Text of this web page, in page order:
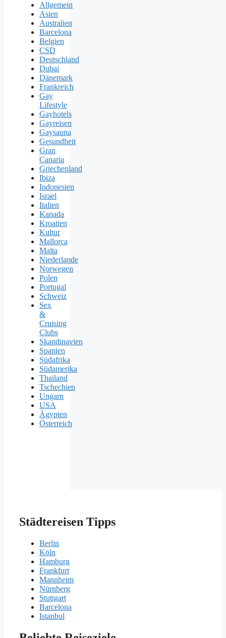
Allgemein
Asien
Australien
Barcelona
Belgien
CSD
Deutschland
Dubai
Dänemark
Frankreich
Gay
Lifestyle
Gayhotels
Gayreisen
Gaysauna
Gesundheit
Gran
Canaria
Griechenland
Ibiza
Indonesien
Israel
Italien
Kanada
Kroatien
Kultur
Mallorca
Malta
Niederlande
Norwegen
Polen
Portugal
Schweiz
Sex
&
Cruising
Clubs
Skandinavien
Spanien
Südafrika
Südamerika
Thailand
Tschechien
Ungarn
USA
Ägypten
Österreich
Städtereisen Tipps
Berlin
Köln
Hamburg
Frankfurt
Mannheim
Nürnberg
Stuttgart
Barcelona
Istanbul